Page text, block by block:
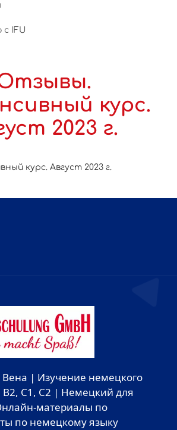
IFU
курс.
2023 г.
курс. Август 2023 г.
| Изучение немецкого
B2, C1, C2 | Немецкий для
материалы по
по немецкому языку